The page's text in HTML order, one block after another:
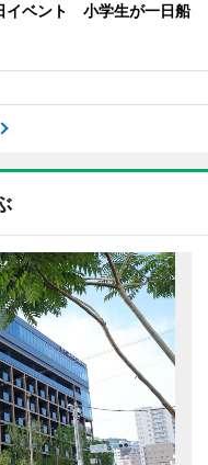
イベント 小学生が一日船